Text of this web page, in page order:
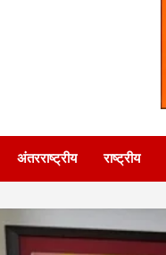
अंतरराष्ट्रीय राष्ट्रीय